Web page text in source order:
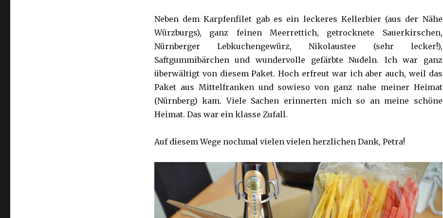
Neben dem Karpfenfilet gab es ein leckeres Kellerbier (aus der Nähe
Würzburgs), ganz feinen Meerrettich, getrocknete Sauerkirschen,
Nürnberger Lebkuchengewürz, Nikolaustee (sehr lecker!),
Saftgummibärchen und wundervolle gefärbte Nudeln. Ich war ganz
überwältigt von diesem Paket. Hoch erfreut war ich aber auch, weil das
Paket aus Mittelfranken und sowieso von ganz nahe meiner Heimat
(Nürnberg) kam. Viele Sachen erinnerten mich so an meine schöne
Heimat. Das war ein klasse Zufall.
Auf diesem Wege nochmal vielen vielen herzlichen Dank, Petra!